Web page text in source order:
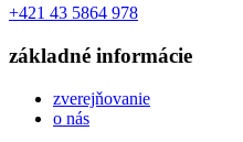
+421 43 5864 978
základné informácie
zverejňovanie
o nás